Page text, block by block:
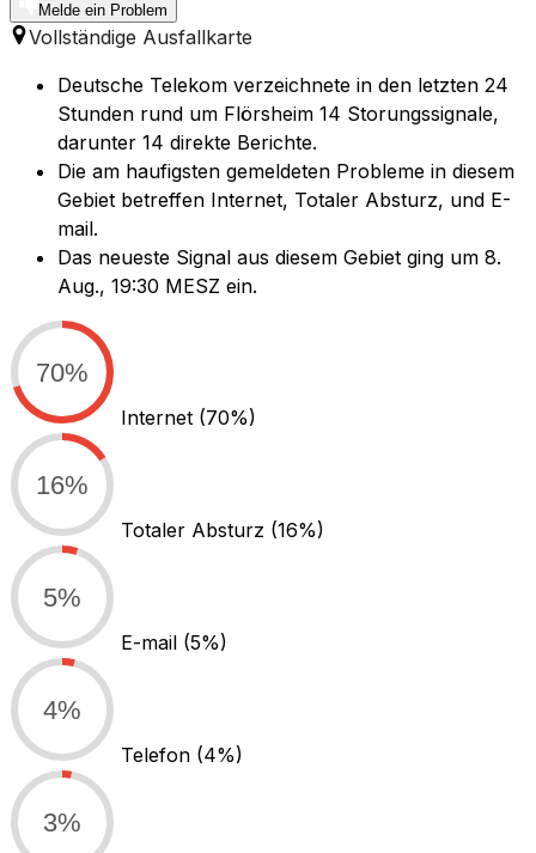
Melde ein Problem
Vollständige Ausfallkarte
Deutsche Telekom verzeichnete in den letzten 24
Stunden rund um Flörsheim 14 Storungssignale,
darunter 14 direkte Berichte.
Die am haufigsten gemeldeten Probleme in diesem
Gebiet betreffen Internet, Totaler Absturz, und E-
mail.
Das neueste Signal aus diesem Gebiet ging um 8.
Aug., 19:30 MESZ ein.
70%
Internet (70%)
16%
Totaler Absturz (16%)
5%
E-mail (5%)
4%
Telefon (4%)
3%